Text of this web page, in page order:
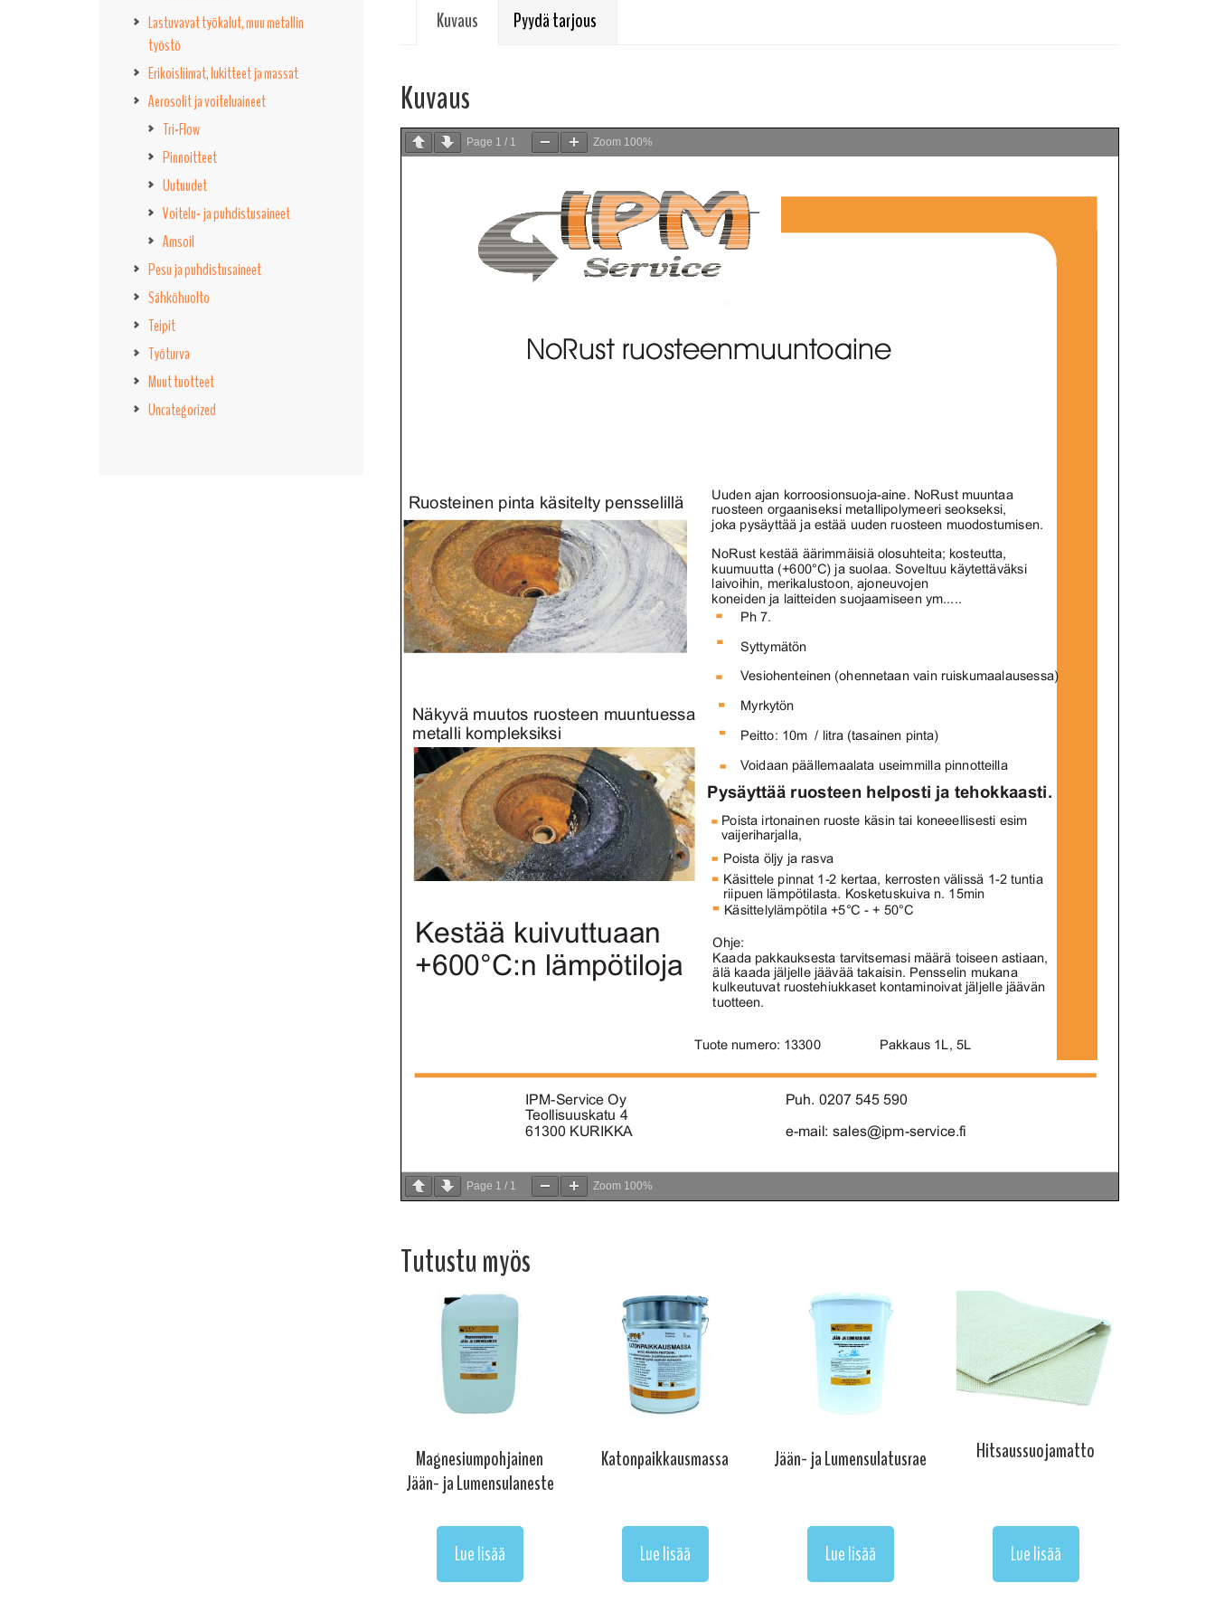
Kuvaus Pyydä tarjous
Kuvaus
Page 1 / 1 Zoom 100%
Page 1 / 1 Zoom 100%
Tutustu myös
Magnesiumpohjainen
Jään- ja Lumensulaneste
Lue lisää
Katonpaikkausmassa
Lue lisää
Jään- ja Lumensulatusrae
Lue lisää
Hitsaussuojamatto
Lue lisää
Lastuvavat työkalut, muu metallin
työstö
Erikoisliimat, lukitteet ja massat
Aerosolit ja voiteluaineet
Tri-Flow
Pinnoitteet
Uutuudet
Voitelu- ja puhdistusaineet
Amsoil
Pesu ja puhdistusaineet
Sähköhuolto
Teipit
Työturva
Muut tuotteet
Uncategorized